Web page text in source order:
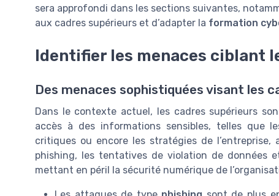
sera approfondi dans les sections suivantes,
aux cadres supérieurs et d’adapter la formation
Identifier les menaces ciblant
Des menaces sophistiquées visant les
Dans le contexte actuel, les cadres supérieurs
accès à des informations sensibles, telles que
critiques ou encore les stratégies de
phishing, les tentatives de violation de données
mettant en péril la sécurité numérique de